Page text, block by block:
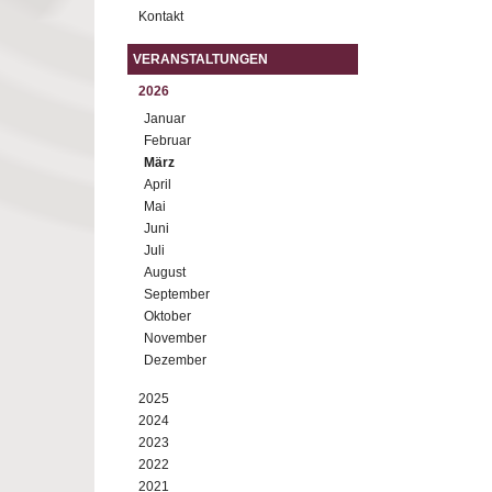
Kontakt
VERANSTALTUNGEN
2026
Januar
Februar
März
April
Mai
Juni
Juli
August
September
Oktober
November
Dezember
2025
2024
2023
2022
2021